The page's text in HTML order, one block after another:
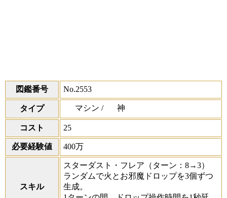
図鑑番号 No.2553
タイプ マシン / 神
コスト 25
必要経験値 400万
スキル
スターダスト・フレア （ターン：8→3）
ランダムで火とお邪魔ドロップを3個ずつ
生成。